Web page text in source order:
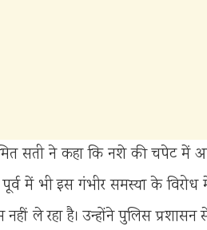
सती ने कहा कि नशे की चपेट में आ
पूर्व में भी इस गंभीर समस्या के
ले रहा है। उन्होंने पुलिस